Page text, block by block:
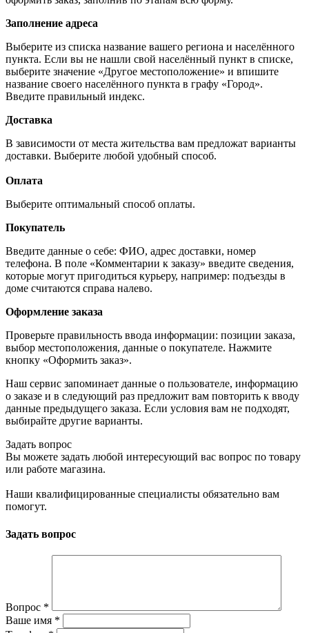
Заполнение адреса
Выберите из списка название вашего региона и населённого
пункта. Если вы не нашли свой населённый пункт в списке,
выберите значение «Другое местоположение» и впишите
название своего населённого пункта в графу «Город».
Введите правильный индекс.
Доставка
В зависимости от места жительства вам предложат варианты
доставки. Выберите любой удобный способ.
Оплата
Выберите оптимальный способ оплаты.
Покупатель
Введите данные о себе: ФИО, адрес доставки, номер
телефона. В поле «Комментарии к заказу» введите сведения,
которые могут пригодиться курьеру, например: подъезды в
доме считаются справа налево.
Оформление заказа
Проверьте правильность ввода информации: позиции заказа,
выбор местоположения, данные о покупателе. Нажмите
кнопку «Оформить заказ».
Наш сервис запоминает данные о пользователе, информацию
о заказе и в следующий раз предложит вам повторить к вводу
данные предыдущего заказа. Если условия вам не подходят,
выбирайте другие варианты.
Задать вопрос
Вы можете задать любой интересующий вас вопрос по товару
или работе магазина.
Наши квалифицированные специалисты обязательно вам
помогут.
Задать вопрос
Вопрос *
Ваше имя *